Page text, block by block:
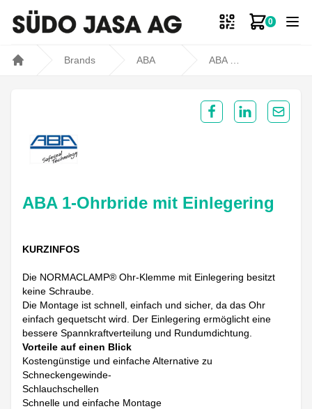
0
Zum
Brands ABA
ABA 1-Ohrbride mit Einlegering
KURZINFOS
Die NORMACLAMP® Ohr-Klemme mit Einlegering besitzt
keine Schraube.
Die Montage ist schnell, einfach und sicher, da das Ohr
einfach gequetscht wird. Der Einlegering ermöglicht eine
bessere Spannkraftverteilung und Rundumdichtung.
Vorteile auf einen Blick
Kostengünstige und einfache Alternative zu
Schneckengewinde-
Schlauchschellen
Schnelle und einfache Montage
Share on Facebook
Share onShare